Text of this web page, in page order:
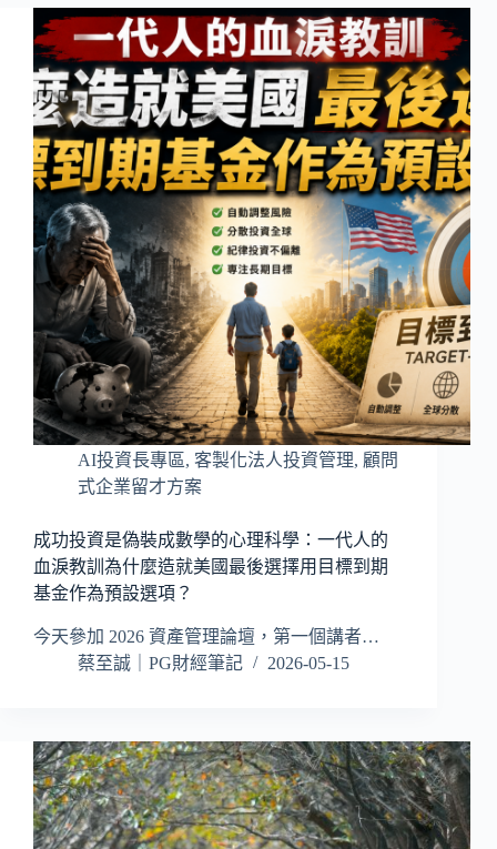
AI投資長專區, 客製化法人投資管理, 顧問
式企業留才方案
成功投資是偽裝成數學的心理科學：一代人的
血淚教訓為什麼造就美國最後選擇用目標到期
基金作為預設選項？
今天參加 2026 資產管理論壇，第一個講者…
蔡至誠｜PG財經筆記
2026-05-15